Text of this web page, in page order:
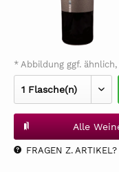
* Abbildung ggf.
Alle
FRAGEN Z. ARTIKEL?